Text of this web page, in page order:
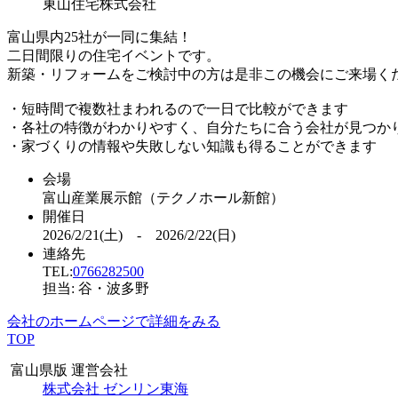
東山住宅株式会社
富山県内25社が一同に集結！
二日間限りの住宅イベントです。
新築・リフォームをご検討中の方は是非この機会にご来場く
・短時間で複数社まわれるので一日で比較ができます
・各社の特徴がわかりやすく、自分たちに合う会社が見つか
・家づくりの情報や失敗しない知識も得ることができます
会場
富山産業展示館（テクノホール新館）
開催日
2026/2/21(土) - 2026/2/22(日)
連絡先
TEL:0766282500
担当: 谷・波多野
会社のホームページで詳細をみる
TOP
富山県版 運営会社
株式会社 ゼンリン東海